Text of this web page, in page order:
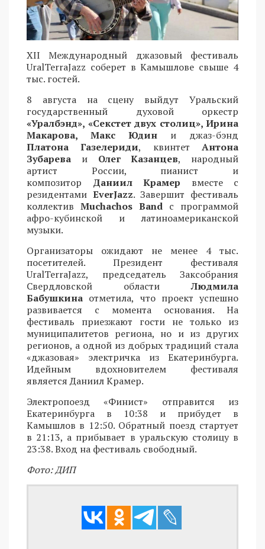
XII Международный джазовый фестиваль
UralTerraJazz соберет в Камышлове свыше 4
тыс. гостей.
8 августа на сцену выйдут Уральский
государственный духовой оркестр
«Уралбэнд», «Секстет двух столиц», Ирина
Макарова, Макс Юдин и джаз-бэнд
Платона Газелериди, квинтетАнтона
Зубарева и Олег Казанцев, народный
артист России, пианист и
композитор Даниил Крамер вместе с
резидентами EverJazz. Завершит фестиваль
коллектив Muchachos Band с программой
афро-кубинской и латиноамериканской
музыки.
Организаторы ожидают не менее 4 тыс.
посетителей. Президент фестиваля
UralTerraJazz, председатель Заксобрания
Свердловской областиЛюдмила
Бабушкина отметила, что проект успешно
развивается с момента основания. На
фестиваль приезжают гости не только из
муниципалитетов региона, но и из других
регионов, а одной из добрых традиций стала
«джазовая» электричка из Екатеринбурга.
Идейным вдохновителем фестиваля
является Даниил Крамер.
Электропоезд «Финист» отправится из
Екатеринбурга в 10:38 и прибудет в
Камышлов в 12:50. Обратный поезд стартует
в 21:13, а прибывает в уральскую столицу в
23:38. Вход на фестиваль свободный.
Фото: ДИП